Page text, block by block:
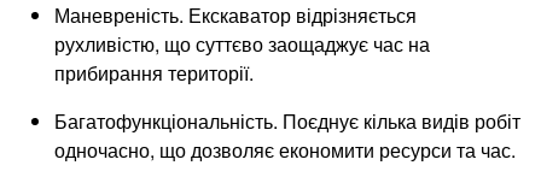
Маневреність. Екскаватор відрізняється
рухливістю, що суттєво заощаджує час на
прибирання території.
Багатофункціональність. Поєднує кілька видів робіт
одночасно, що дозволяє економити ресурси та час.